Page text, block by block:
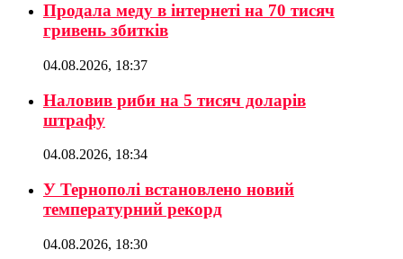
Продала меду в інтернеті на 70 тисяч
гривень збитків
04.08.2026, 18:37
Наловив риби на 5 тисяч доларів
штрафу
04.08.2026, 18:34
У Тернополі встановлено новий
температурний рекорд
04.08.2026, 18:30